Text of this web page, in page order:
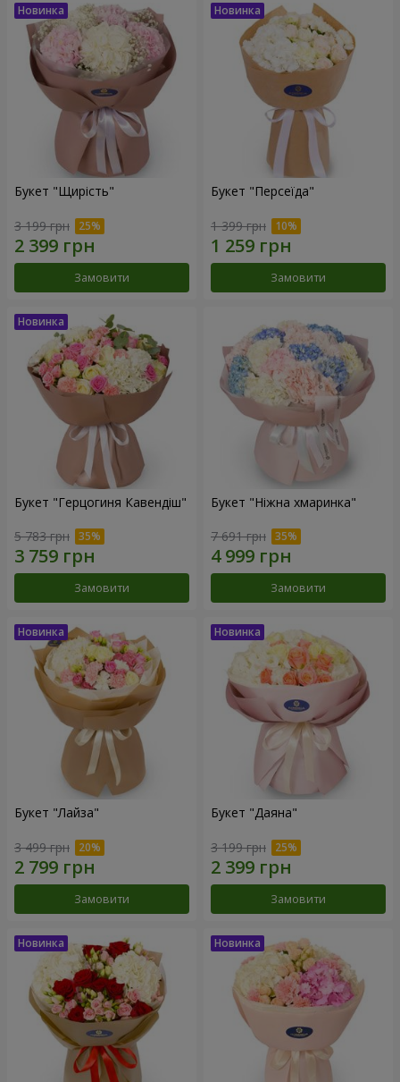
Букет "Щирість"
3 199 грн
Замовити
Букет "Персеїда"
1 399 грн
Замовити
Букет "Герцогиня Кавендіш"
5 783 грн
Замовити
Букет "Ніжна хмаринка"
7 691 грн
Замовити
Букет "Лайза"
3 499 грн
Замовити
Букет "Даяна"
3 199 грн
Замовити